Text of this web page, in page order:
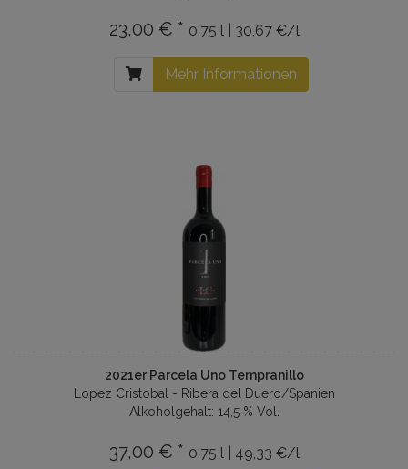
23,00 € * 0.75 l | 30,67 €/l
Mehr Informationen
2021er Parcela Uno Tempranillo
Lopez Cristobal - Ribera del Duero/Spanien
Alkoholgehalt: 14,5 % Vol.
37,00 € * 0.75 l | 49,33 €/l